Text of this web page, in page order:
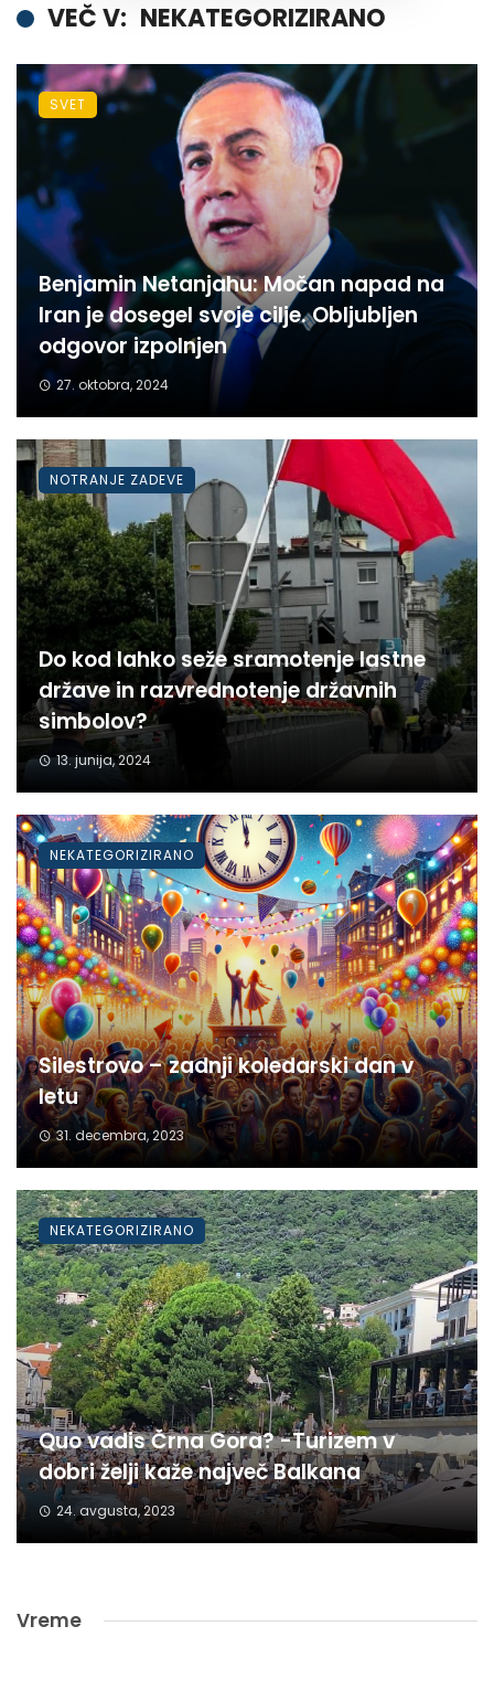
VEČ V: NEKATEGORIZIRANO
Benjamin Netanjahu: Močan napad na
Iran je dosegel svoje cilje. Obljubljen
odgovor izpolnjen
27. oktobra, 2024
SVET
Do kod lahko seže sramotenje lastne
države in razvrednotenje državnih
simbolov?
13. junija, 2024
NOTRANJE ZADEVE
Silestrovo – zadnji koledarski dan v
letu
31. decembra, 2023
NEKATEGORIZIRANO
Quo vadis Črna Gora? -Turizem v
dobri želji kaže največ Balkana
24. avgusta, 2023
NEKATEGORIZIRANO
Vreme